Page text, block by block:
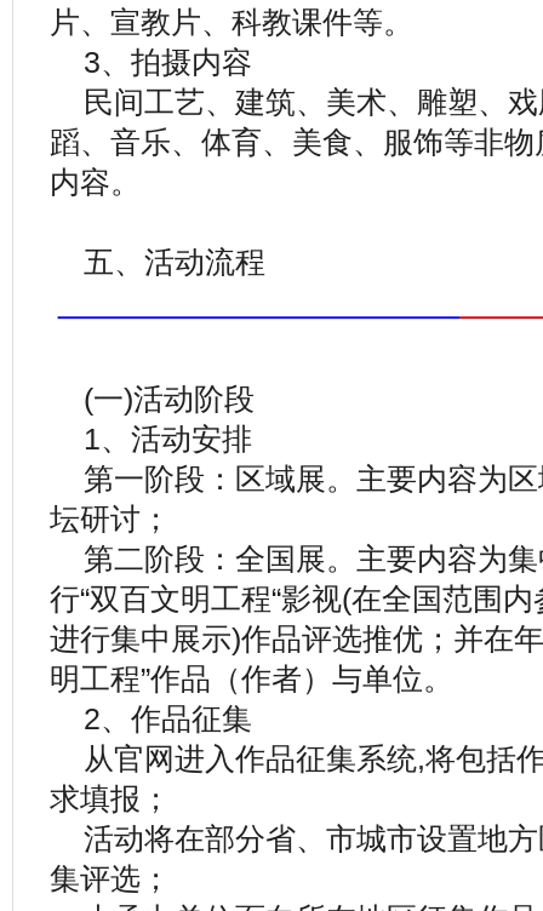
片、宣教片、科教课件等。
3、拍摄内容
民间工艺、建筑、美术、雕塑、
蹈、音乐、体育、美食、服饰等非
内容。
五、活动流程
(一)活动阶段
1、活动安排
第一阶段：区域展。主要内容为
坛研讨；
第二阶段：全国展。主要内容为
行“双百文明工程“影视(在全国范围
进行集中展示)作品评选推优；并在
明工程”作品（作者）与单位。
2、作品征集
从官网进入作品征集系统,将包括
求填报；
活动将在部分省、市城市设置地
集评选；